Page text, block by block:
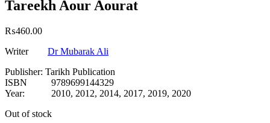
Tareekh Aour Aourat
₨460.00
Writer Dr Mubarak Ali
Publisher: Tarikh Publication
ISBN 9789699144329
Year: 2010, 2012, 2014, 2017, 2019, 2020
Out of stock